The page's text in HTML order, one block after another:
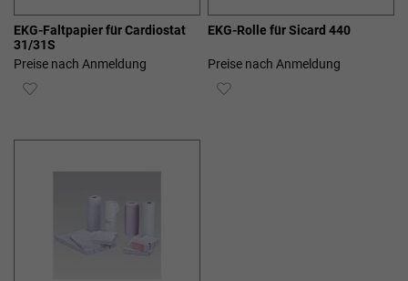
EKG-Faltpapier für Cardiostat
31/31S
Preise nach Anmeldung
ZUR
EKG-Rolle für Sicard 440
Preise nach Anmeldung
ZUR